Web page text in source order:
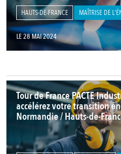
HAUTS-DE-FRANCE MAÎTRISE DE
LE 28 MAI 2024
Tour de France PACTE
accélérez votre transition
Normandie / Hauts-de-